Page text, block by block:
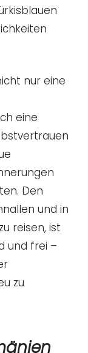
nur eine
eine
Den
und in
zu reisen, ist
und frei –
zu